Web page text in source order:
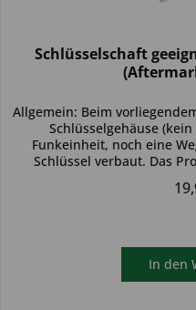
Schlüsselschaft
Allgemein: Beim
Schlüsselgehäuse
Funkeinheit, noch eine
Schlüssel verbaut. Das
In den